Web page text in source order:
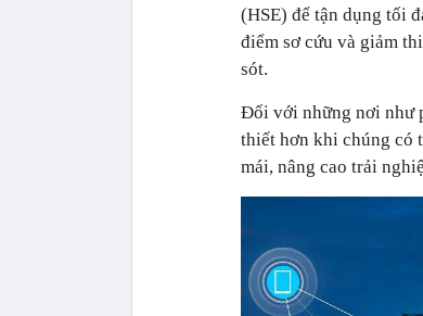
(HSE) để tận dụng tối
điểm sơ cứu và giảm
sót.
Đối với những nơi như
thiết hơn khi chúng có
mái, nâng cao trải